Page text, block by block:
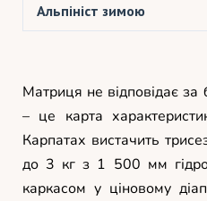
Альпініст зимою
Матриця не відповідає за
– це карта
Карпатах вистачить
до 3 кг з 1 500 мм
каркасом у ціновому